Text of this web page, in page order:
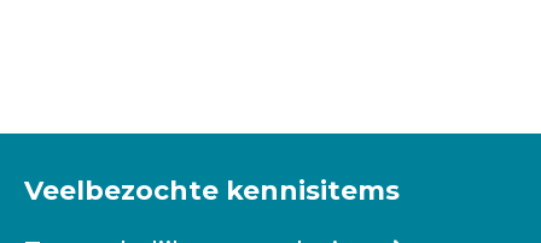
Veelbezochte kennisitems